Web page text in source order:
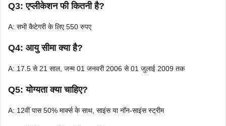
Q3: एप्लीकेशन फी कितनी है?
A: सभी कैटेगरी के लिए 550 रुपए
Q4: आयु सीमा क्या है?
A: 17.5 से 21 साल, जन्म 01 जनवरी 2006 से 01 जुलाई 2009 तक
Q5: योग्यता क्या चाहिए?
A: 12वीं पास 50% मार्क्स के साथ, साइंस या नॉन-साइंस स्ट्रीम